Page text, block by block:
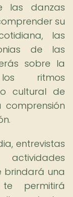
las danzas
su
las
de las
sobre la
ritmos
cultural de
entrevistas
brindará una
permitirá